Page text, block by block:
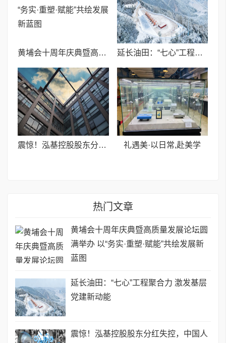
黄埔会十周年庆典暨高质量发展论坛圆满举办 ​以“务实·重塑·赋能”共绘发展新蓝图 延长油田：“七心”工程聚合力 激发基层党建新动能
震惊！泓基控股股东分红失控，中国人民银行紧急接管 礼遇美·以日常,赴美学
热门文章
黄埔会十周年庆典暨高质量发展论坛圆
满举办 ​以“务实·重塑·赋能”共绘发展新
蓝图
延长油田：“七心”工程聚合力 激发基层
党建新动能
震惊！泓基控股股东分红失控，中国人